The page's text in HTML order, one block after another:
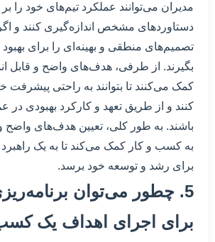
مدیران می‌توانند عملکرد تیم‌های خود
دستاوردهای مشخص اندازه‌گیری کنند و اگر
تصمیم‌های منطقی و بهینه‌ای را برای
بگیرند. از طرفی، هدف‌های واضح و قابل
کمک می‌کنند تا بتوانند به راحتی پیشرفت
کنند و از طریق تعهد و کارکرد بهبودی در
باشند. به طور کلی، تعیین هدف‌های واضح و
به کسب و کار کمک می‌کند تا به یک
برای رشد و توسعه خود برسد.
5. چطور می‌توان
برای اجرای اهداف یک